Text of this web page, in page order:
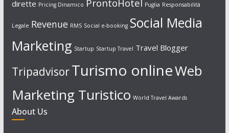
dirette Pricing Dinamico ProntoHotel Puglia Responsabilità
Legale Revenue RMS Social e-booking Social Media
Marketing Startup Startup Travel Travel Blogger
TripadvisorTurismo onlineWeb
Marketing Turistico World Travel Awards
About Us